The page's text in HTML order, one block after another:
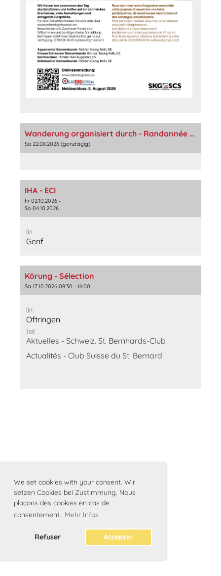
We set cookies with your consent. Wir
setzen Cookies bei Zustimmung. Nous
plaçons des cookies en cas de
consentement. Mehr Infos
Refuser Accepter
Wanderung organisiert durch - Randonnée organisé -- Groupe Romand
Sa 22.08.2026 (ganztägig)
IHA - ECI
Fr 02.10.2026 -
So 04.10.2026
Ort
Genf
Körung - Sélection
Sa 17.10.2026 08:30 - 16:00
Ort
Oftringen
Text
Aktuelles - Schweiz. St. Bernhards-Club
Actualités - Club Suisse du St. Bernard